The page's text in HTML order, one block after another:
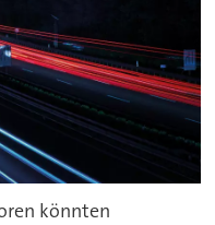
könnten